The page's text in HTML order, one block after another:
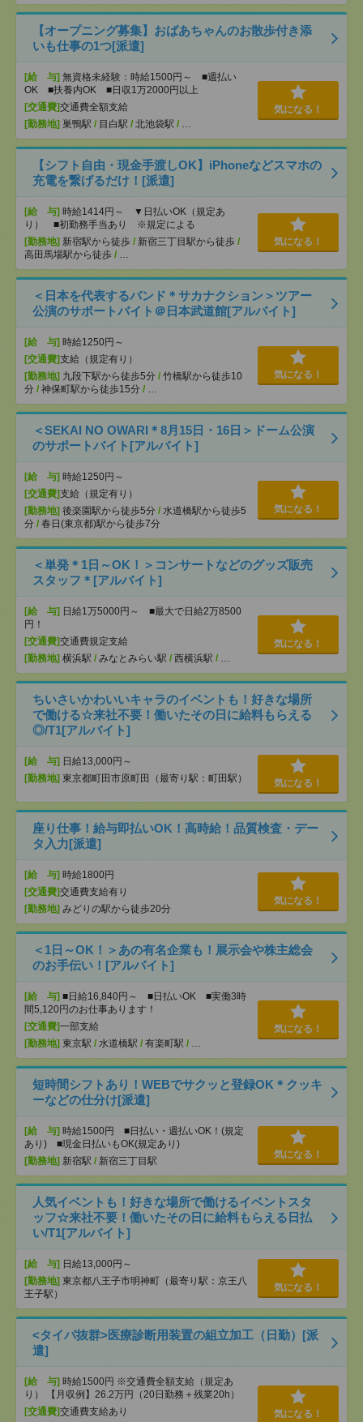
【オープニング募集】おばあちゃんのお散歩付き添
いも仕事の1つ[派遣]
[給 与] 無資格未経験：時給1500円～ ■週払い
OK ■扶養内OK ■日収1万2000円以上
[交通費]交通費全額支給
[勤務地] 巣鴨駅 / 目白駅 / 北池袋駅 / …
気になる！
【シフト自由・現金手渡しOK】iPhoneなどスマホの
充電を繋げるだけ！[派遣]
[給 与] 時給1414円～ ▼日払いOK（規定あ
り） ■初勤務手当あり ※規定による
[勤務地] 新宿駅から徒歩 / 新宿三丁目駅から徒歩 /
高田馬場駅から徒歩 / …
気になる！
＜日本を代表するバンド＊サカナクション＞ツアー
公演のサポートバイト＠日本武道館[アルバイト]
[給 与] 時給1250円～
[交通費]支給（規定有り）
[勤務地] 九段下駅から徒歩5分 / 竹橋駅から徒歩10
分 / 神保町駅から徒歩15分 / …
気になる！
＜SEKAI NO OWARI＊8月15日・16日＞ドーム公演
のサポートバイト[アルバイト]
[給 与] 時給1250円～
[交通費]支給（規定有り）
[勤務地] 後楽園駅から徒歩5分 / 水道橋駅から徒歩5
分 / 春日(東京都)駅から徒歩7分
気になる！
＜単発＊1日～OK！＞コンサートなどのグッズ販売
スタッフ＊[アルバイト]
[給 与] 日給1万5000円～ ■最大で日給2万8500
円！
[交通費]交通費規定支給
[勤務地] 横浜駅 / みなとみらい駅 / 西横浜駅 / …
気になる！
ちいさいかわいいキャラのイベントも！好きな場所
で働ける☆来社不要！働いたその日に給料もらえる
◎/T1[アルバイト]
[給 与] 日給13,000円～
[勤務地] 東京都町田市原町田（最寄り駅：町田駅） 気になる！
座り仕事！給与即払いOK！高時給！品質検査・デー
タ入力[派遣]
[給 与] 時給1800円
[交通費]交通費支給有り
[勤務地] みどりの駅から徒歩20分
気になる！
＜1日～OK！＞あの有名企業も！展示会や株主総会
のお手伝い！[アルバイト]
[給 与] ■日給16,840円～ ■日払いOK ■実働3時
間5,120円のお仕事あります！
[交通費]一部支給
[勤務地] 東京駅 / 水道橋駅 / 有楽町駅 / …
気になる！
短時間シフトあり！WEBでサクッと登録OK＊クッキ
ーなどの仕分け[派遣]
[給 与] 時給1500円 ■日払い・週払いOK！(規定
あり) ■現金日払いもOK(規定あり)
[勤務地] 新宿駅 / 新宿三丁目駅
気になる！
人気イベントも！好きな場所で働けるイベントスタ
ッフ☆来社不要！働いたその日に給料もらえる日払
い/T1[アルバイト]
[給 与] 日給13,000円～
[勤務地] 東京都八王子市明神町（最寄り駅：京王八
王子駅）
気になる！
<タイパ抜群>医療診断用装置の組立加工（日勤）[派
遣]
[給 与] 時給1500円 ※交通費全額支給（規定あ
り） 【月収例】26.2万円（20日勤務＋残業20h）
[交通費]交通費支給あり
気になる！